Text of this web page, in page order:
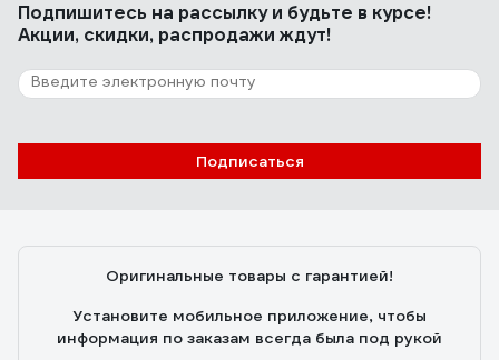
Подпишитесь на рассылкуи будьте в курсе!
Акции, скидки, распродажи ждут!
Подписаться
Оригинальные товары с гарантией!
Установите мобильное приложение, чтобы
информация по заказам всегда была под рукой